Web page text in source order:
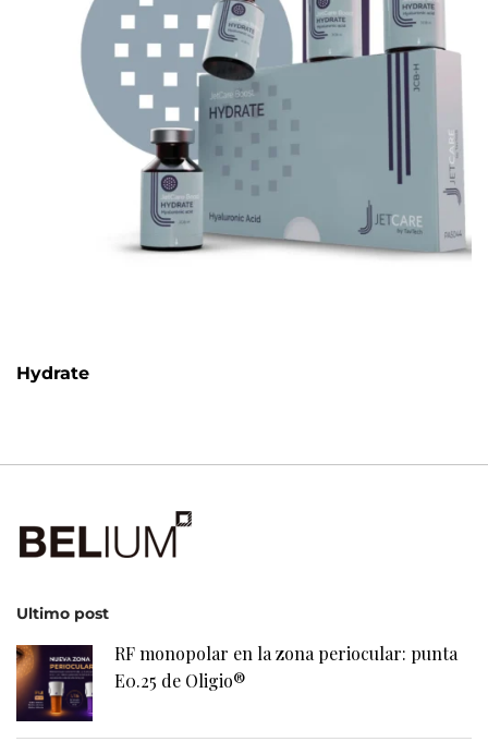
Hydrate
Ultimo post
RF monopolar en la zona periocular: punta
E0.25 de Oligio®